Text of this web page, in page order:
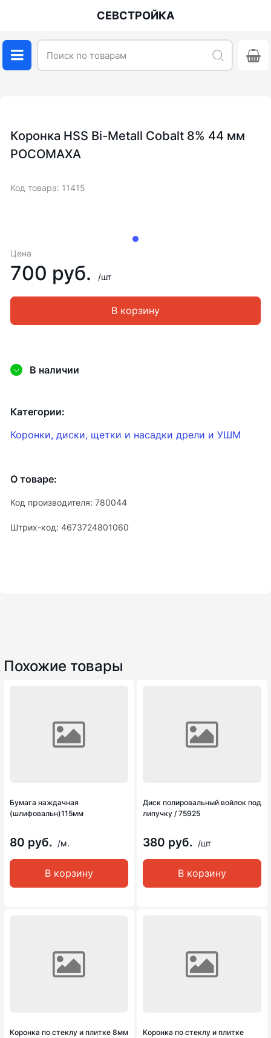
СЕВСТРОЙКА
Цена
700 руб. /шт
В корзину
Коронка HSS Bi-Metall Cobalt 8% 44 мм
РОСОМАХА
Код товара: 11415
Категории:
Коронки, диски, щетки и насадки дрели и УШМ
О товаре:
Код производителя: 780044
Штрих-код: 4673724801060
В наличии
Похожие товары
Бумага наждачная
(шлифовальн)115мм
80 руб. /м.
В корзину
Диск полировальный войлок под
липучку / 75925
380 руб. /шт
В корзину
Коронка по стеклу и плитке 8мм
Коронка по стеклу и плитке